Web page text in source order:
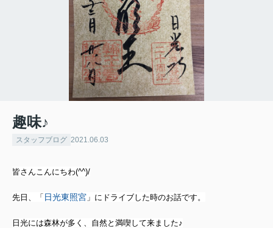
趣味♪
スタッフブログ 2021.06.03
皆さんこんにちわ(^^)/
先日、「 日光東照宮 」にドライブした時のお話です。
日光には森林が多く、自然と満喫して来ました♪